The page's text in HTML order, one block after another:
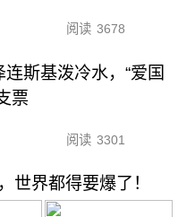
阅读 3678
斯基泼冷水，“爱国
票
阅读 3301
世界都得要爆了！